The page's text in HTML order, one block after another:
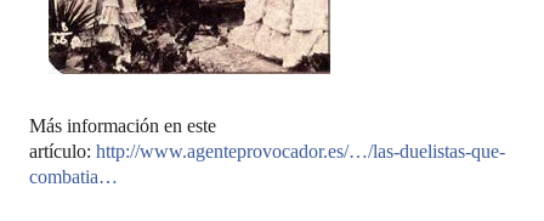
Más información en este
artículo: http://www.agenteprovocador.es/…/las-duelistas-que-
combatia…